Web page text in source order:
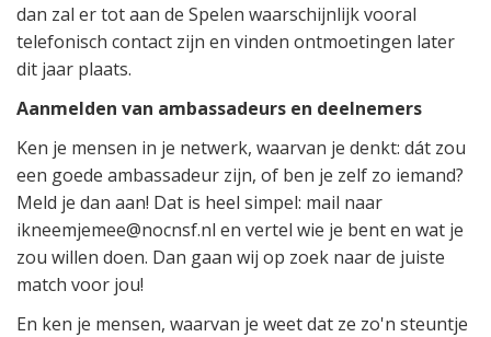
dan zal er tot aan de Spelen waarschijnlijk vooral
telefonisch contact zijn en vinden ontmoetingen later
dit jaar plaats.
Aanmelden van ambassadeurs en deelnemers
Ken je mensen in je netwerk, waarvan je denkt: dát zou
een goede ambassadeur zijn, of ben je zelf zo iemand?
Meld je dan aan! Dat is heel simpel: mail naar
ikneemjemee@nocnsf.nl en vertel wie je bent en wat je
zou willen doen. Dan gaan wij op zoek naar de juiste
match voor jou!
En ken je mensen, waarvan je weet dat ze zo'n steuntje